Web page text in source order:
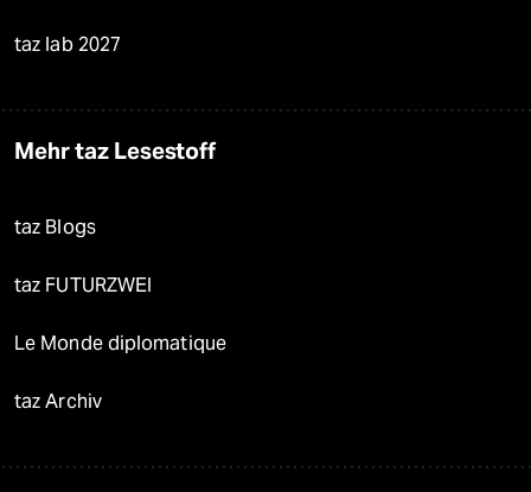
taz lab 2027
Mehr taz Lesestoff
taz Blogs
taz FUTURZWEI
Le Monde diplomatique
taz Archiv